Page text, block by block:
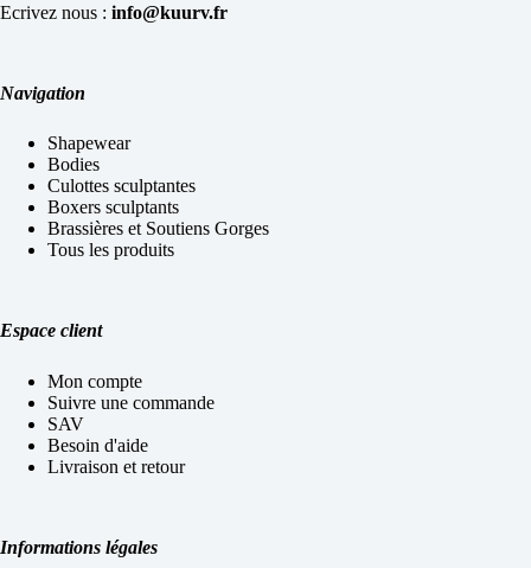
Ecrivez nous : info@kuurv.fr
Navigation
Shapewear
Bodies
Culottes sculptantes
Boxers sculptants
Brassières et Soutiens Gorges
Tous les produits
Espace client
Mon compte
Suivre une commande
SAV
Besoin d'aide
Livraison et retour
Informations légales